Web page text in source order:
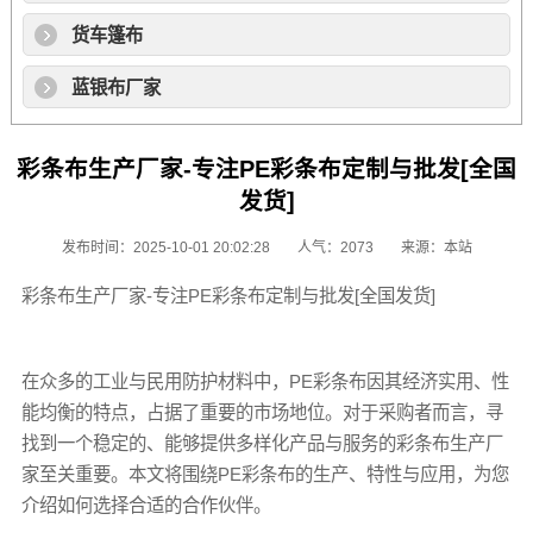
货车篷布
蓝银布厂家
彩条布生产厂家-专注PE彩条布定制与批发[全国
发货]
发布时间：2025-10-01 20:02:28 人气：2073 来源：本站
彩条布生产厂家-专注PE彩条布定制与批发[全国发货]
在众多的工业与民用防护材料中，PE彩条布因其经济实用、性
能均衡的特点，占据了重要的市场地位。对于采购者而言，寻
找到一个稳定的、能够提供多样化产品与服务的彩条布生产厂
家至关重要。本文将围绕PE彩条布的生产、特性与应用，为您
介绍如何选择合适的合作伙伴。